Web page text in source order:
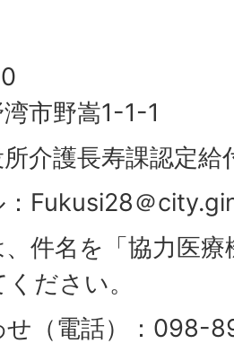
市野嵩1-1-1
介護長寿課認定給
：Fukusi28＠
件名を「協力医療
ださい。
せ（電話）：098-